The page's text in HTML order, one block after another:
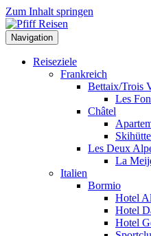
Zum Inhalt springen
Navigation
Reiseziele
Frankreich
Bettaix/Trois
Les
Châtel
Les Deux
La
Italien
Bormio
Hotel
Hotel
Hotel